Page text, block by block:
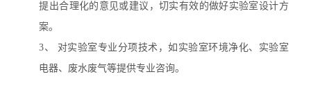
提出合理化的意见或建议，切实有效的做好实验室设计方
案。
3、 对实验室专业分项技术，如实验室环境净化、实验室
电器、废水废气等提供专业咨询。